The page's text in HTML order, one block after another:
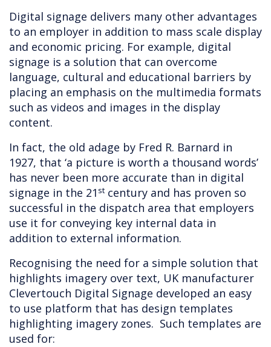
Digital signage delivers many other advantages
to an employer in addition to mass scale display
and economic pricing. For example, digital
signage is a solution that can overcome
language, cultural and educational barriers by
placing an emphasis on the multimedia formats
such as videos and images in the display
content.
In fact, the old adage by Fred R. Barnard in
1927, that ‘a picture is worth a thousand words’
has never been more accurate than in digital
signage in the 21 stcentury and has proven so
successful in the dispatch area that employers
use it for conveying key internal data in
addition to external information.
Recognising the need for a simple solution that
highlights imagery over text, UK manufacturer
Clevertouch Digital Signage developed an easy
to use platform that has design templates
highlighting imagery zones. Such templates are
used for: